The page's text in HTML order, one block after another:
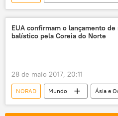
Sociedade
RKK Energia
satélite
Espaço
órbita
EUA confirmam o lançamento
balístico pela Coreia do Norte
28 de maio 2017, 20:11
NORAD Mundo
Ásia e
Notícias
Coreia do Norte